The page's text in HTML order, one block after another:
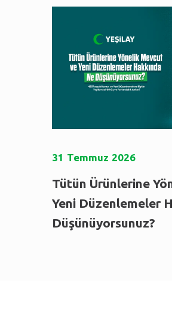
31 Temmuz 2026
Tütün Ürünlerine
Yeni Düzenlemeler
Düşünüyorsunuz?